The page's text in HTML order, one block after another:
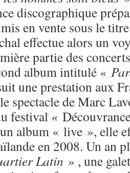
discographique
en vente sous le
effectue alors un
partie des
album intitulé «
une prestation aux
spectacle de Marc
festival «
album « live », elle
en 2008. Un an
Latin » , une